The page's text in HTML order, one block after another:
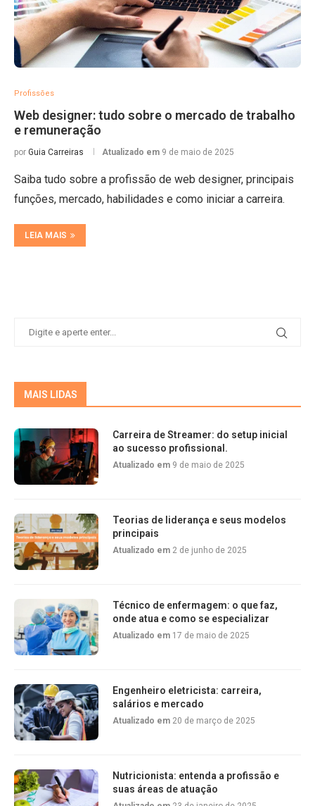
Profissões
Web designer: tudo sobre o mercado de trabalho
e remuneração
por Guia Carreiras Atualizado em 9 de maio de 2025
Saiba tudo sobre a profissão de web designer, principais
funções, mercado, habilidades e como iniciar a carreira.
LEIA MAIS
MAIS LIDAS
Carreira de Streamer: do setup inicial
ao sucesso profissional.
Atualizado em 9 de maio de 2025
Teorias de liderança e seus modelos
principais
Atualizado em 2 de junho de 2025
Técnico de enfermagem: o que faz,
onde atua e como se especializar
Atualizado em 17 de maio de 2025
Engenheiro eletricista: carreira,
salários e mercado
Atualizado em 20 de março de 2025
Nutricionista: entenda a profissão e
suas áreas de atuação